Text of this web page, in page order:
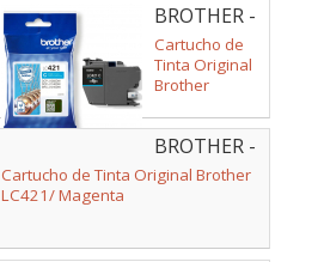
BROTHER -
LC421C
Cartucho de
Tinta Original
Brother
BROTHER -
LC421M
Cartucho de Tinta Original Brother
LC421/ Magenta